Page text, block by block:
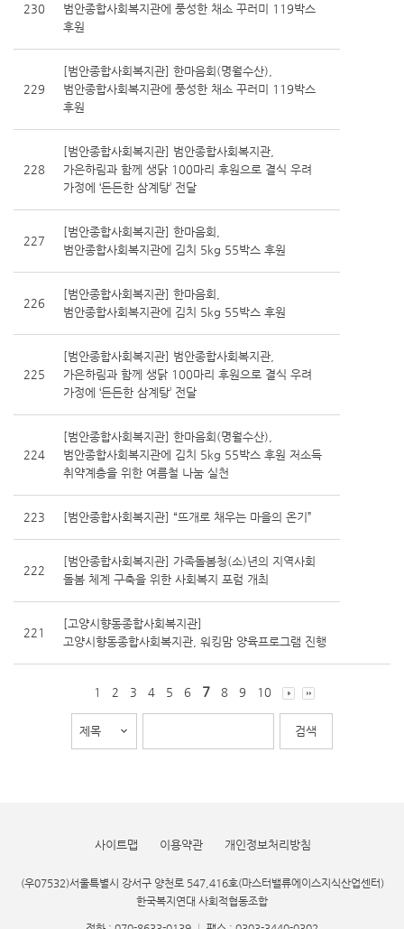
230
범안종합사회복지관에 풍성한 채소 꾸러미 119박스
후원
229
[범안종합사회복지관] 한마음회(명월수산),
범안종합사회복지관에 풍성한 채소 꾸러미 119박스
후원
228
[범안종합사회복지관] 범안종합사회복지관,
가은하림과 함께 생닭 100마리 후원으로 결식 우려
가정에 ‘든든한 삼계탕’ 전달
227
[범안종합사회복지관] 한마음회,
범안종합사회복지관에 김치 5kg 55박스 후원
226
[범안종합사회복지관] 한마음회,
범안종합사회복지관에 김치 5kg 55박스 후원
225
[범안종합사회복지관] 범안종합사회복지관,
가은하림과 함께 생닭 100마리 후원으로 결식 우려
가정에 ‘든든한 삼계탕’ 전달
224
[범안종합사회복지관] 한마음회(명월수산),
범안종합사회복지관에 김치 5kg 55박스 후원 저소득
취약계층을 위한 여름철 나눔 실천
223 [범안종합사회복지관] “뜨개로 채우는 마을의 온기”
222
[범안종합사회복지관] 가족돌봄청(소)년의 지역사회
돌봄 체계 구축을 위한 사회복지 포럼 개최
221
[고양시향동종합사회복지관]
고양시향동종합사회복지관, 워킹맘 양육프로그램 진행
1 2 3 4 5 6 7 8 9 10
사이트맵 이용약관 개인정보처리방침
(우07532)서울특별시 강서구 양천로 547,416호(마스터밸류에이스지식산업센터)
한국복지연대 사회적협동조합